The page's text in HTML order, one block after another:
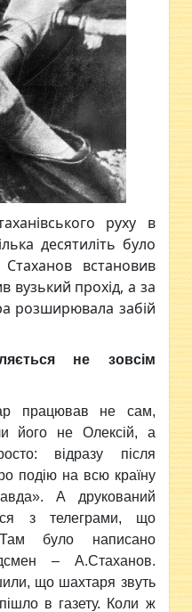
руху в
десятиліть було
встановив
вузький прохід, а за
розширювала забій
не зовсім
працював не сам,
його не Олексій, а
відразу після
подію на всю країну
А друкований
з телеграми, що
було написано
– А.Стаханов.
що шахтаря звуть
в газету. Коли ж